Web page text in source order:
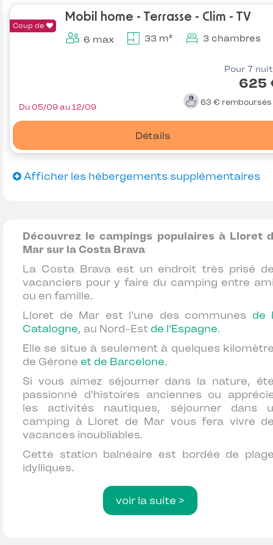
Coup de
Mobil home - Terrasse - Clim - TV
6 max 33 m² 3 chambres
Pour 7
625
63 € remboursés
Détails
Du 05/09 au 12/09
Afficher les hébergements supplémentaires
Découvrez le campings populaires à Lloret
Mar sur la Costa Brava
La Costa Bravaest un endroit très prisé
vacanciers pour y faire du camping entre
ou en famille.
Lloret de Mar est l'une des communes de
Catalogne, au Nord-Est de l'Espagne.
Elle se situe à seulement à quelques
de Gérone et de Barcelone.
Si vous aimez séjourner dans la nature,
passionné d'histoires anciennes ou
les activités nautiques, séjourner dans
camping à Lloret de Mar vous fera vivre
vacances inoubliables.
Cette station balnéaire est bordée de
idylliques.
voir la suite >